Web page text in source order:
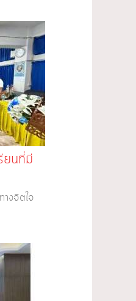
ยนที่มี
งจิตใจ